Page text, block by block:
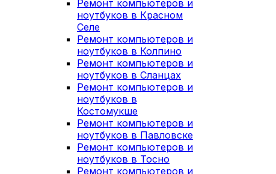
Ремонт компьютеров и
ноутбуков в Красном
Селе
Ремонт компьютеров и
ноутбуков в Колпино
Ремонт компьютеров и
ноутбуков в Сланцах
Ремонт компьютеров и
ноутбуков в
Костомукше
Ремонт компьютеров и
ноутбуков в Павловске
Ремонт компьютеров и
ноутбуков в Тосно
Ремонт компьютеров и